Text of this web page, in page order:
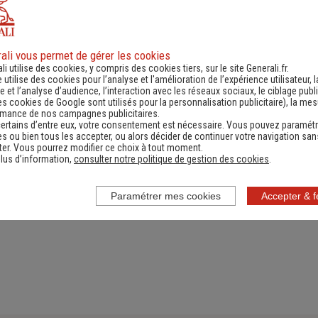
d'information
une actualité,
réglementation...)
Contacter un
(Obtenir un devis,
information, faire un
vous permet de gérer les cookies
utilise des cookies, y compris des cookies tiers, sur le site Generali.fr.
utilise des cookies pour l’analyse et l'amélioration de l’expérience utilisateur,
et l’analyse d’audience, l’interaction avec les réseaux sociaux, le ciblage
cookies de Google sont utilisés pour la personnalisation publicitaire), la
de nos campagnes publicitaires.
d’entre eux, votre consentement est nécessaire. Vous pouvez
ou bien tous les accepter, ou alors décider de continuer votre navigation
Vous pourrez modifier ce choix à tout moment.
d’information, consulter notre politique de gestion des cookies
Accepter &
Paramétrer mes cookies